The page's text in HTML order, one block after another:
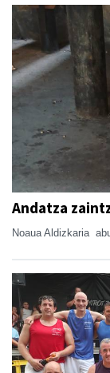
Andatza
Noaua Aldizkaria